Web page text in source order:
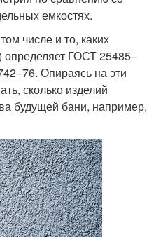
емкостях.
числе и то, каких
ГОСТ 25485–
Опираясь на эти
сколько изделий
будущей бани, например,